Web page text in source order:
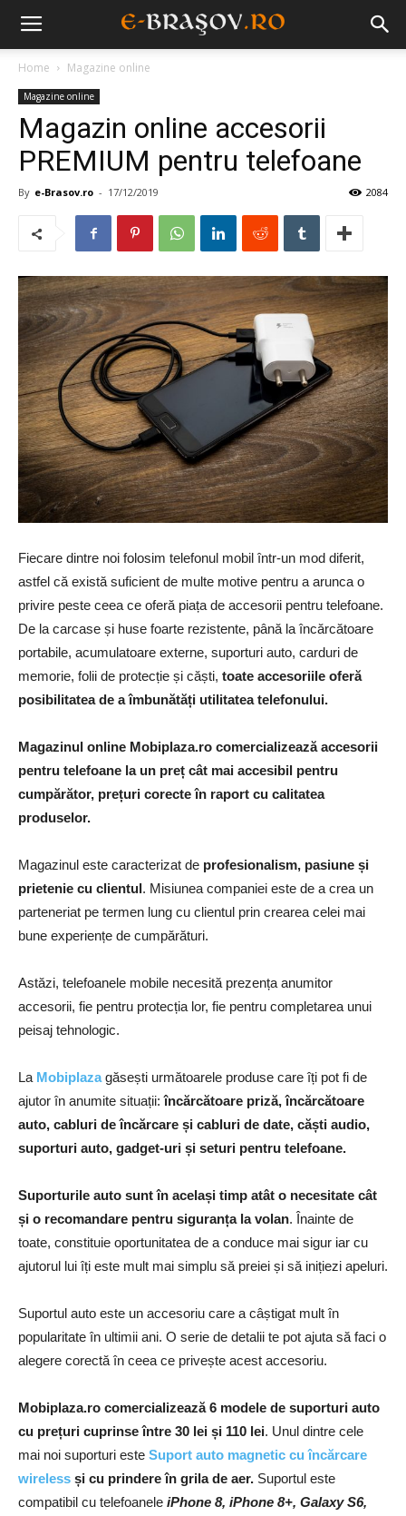
Home Magazine online
Magazine online
Magazin online accesorii
PREMIUM pentru telefoane
By e-Brasov.ro - 17/12/2019 2084
Fiecare dintre noi folosim telefonul mobil într-un mod diferit,
astfel că există suficient de multe motive pentru a arunca o
privire peste ceea ce oferă piața de accesorii pentru telefoane.
De la carcase și huse foarte rezistente, până la încărcătoare
portabile, acumulatoare externe, suporturi auto, carduri de
memorie, folii de protecție și căști, toate accesoriile oferă
posibilitatea de a îmbunătăți utilitatea telefonului.
Magazinul online Mobiplaza.ro comercializează accesorii
pentru telefoane la un preț cât mai accesibil pentru
cumpărător, prețuri corecte în raport cu calitatea
produselor.
Magazinul este caracterizat de profesionalism, pasiune și
prietenie cu clientul. Misiunea companiei este de a crea un
parteneriat pe termen lung cu clientul prin crearea celei mai
bune experiențe de cumpărături.
Astăzi, telefoanele mobile necesită prezența anumitor
accesorii, fie pentru protecția lor, fie pentru completarea unui
peisaj tehnologic.
La Mobiplazagăsești următoarele produse care îți pot fi de
ajutor în anumite situații:încărcătoare priză, încărcătoare
auto, cabluri de încărcare și cabluri de date, căști audio,
suporturi auto, gadget-uri și seturi pentru telefoane.
Suporturile auto sunt în același timp atât o necesitate cât
și o recomandare pentru siguranța la volan. Înainte de
toate, constituie oportunitatea de a conduce mai sigur iar cu
ajutorul lui îți este mult mai simplu să preiei și să inițiezi apeluri.
Suportul auto este un accesoriu care a câștigat mult în
popularitate în ultimii ani. O serie de detalii te pot ajuta să faci o
alegere corectă în ceea ce privește acest accesoriu.
Mobiplaza.ro comercializează 6 modele de suporturi auto
cu prețuri cuprinse între 30 lei și 110 lei. Unul dintre cele
mai noi suporturi este Suport auto magnetic cu încărcare
wireless și cu prindere în grila de aer. Suportul este
compatibil cu telefoanele iPhone 8, iPhone 8+, Galaxy S6,